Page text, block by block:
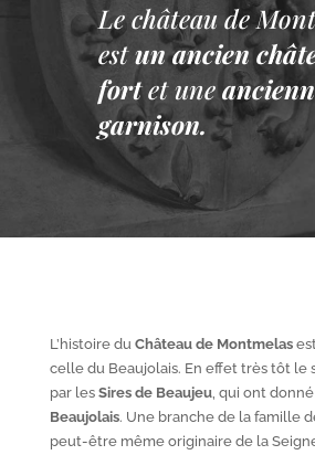
Le château de
est un ancien
fort et une
garnison.
L’histoire duChâteau de Montmelas
celle du Beaujolais. En effet très tôt le
par les Sires de Beaujeu, qui ont donné
Beaujolais. Une branche de la famille
peut-être même originaire de la